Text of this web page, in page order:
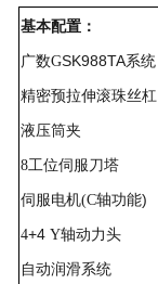
基本配置：
广数GSK988TA系统
精密预拉伸滚珠丝杠
液压筒夹
8工位伺服刀塔
伺服电机(C轴功能)
4+4 Y轴动力头
自动润滑系统